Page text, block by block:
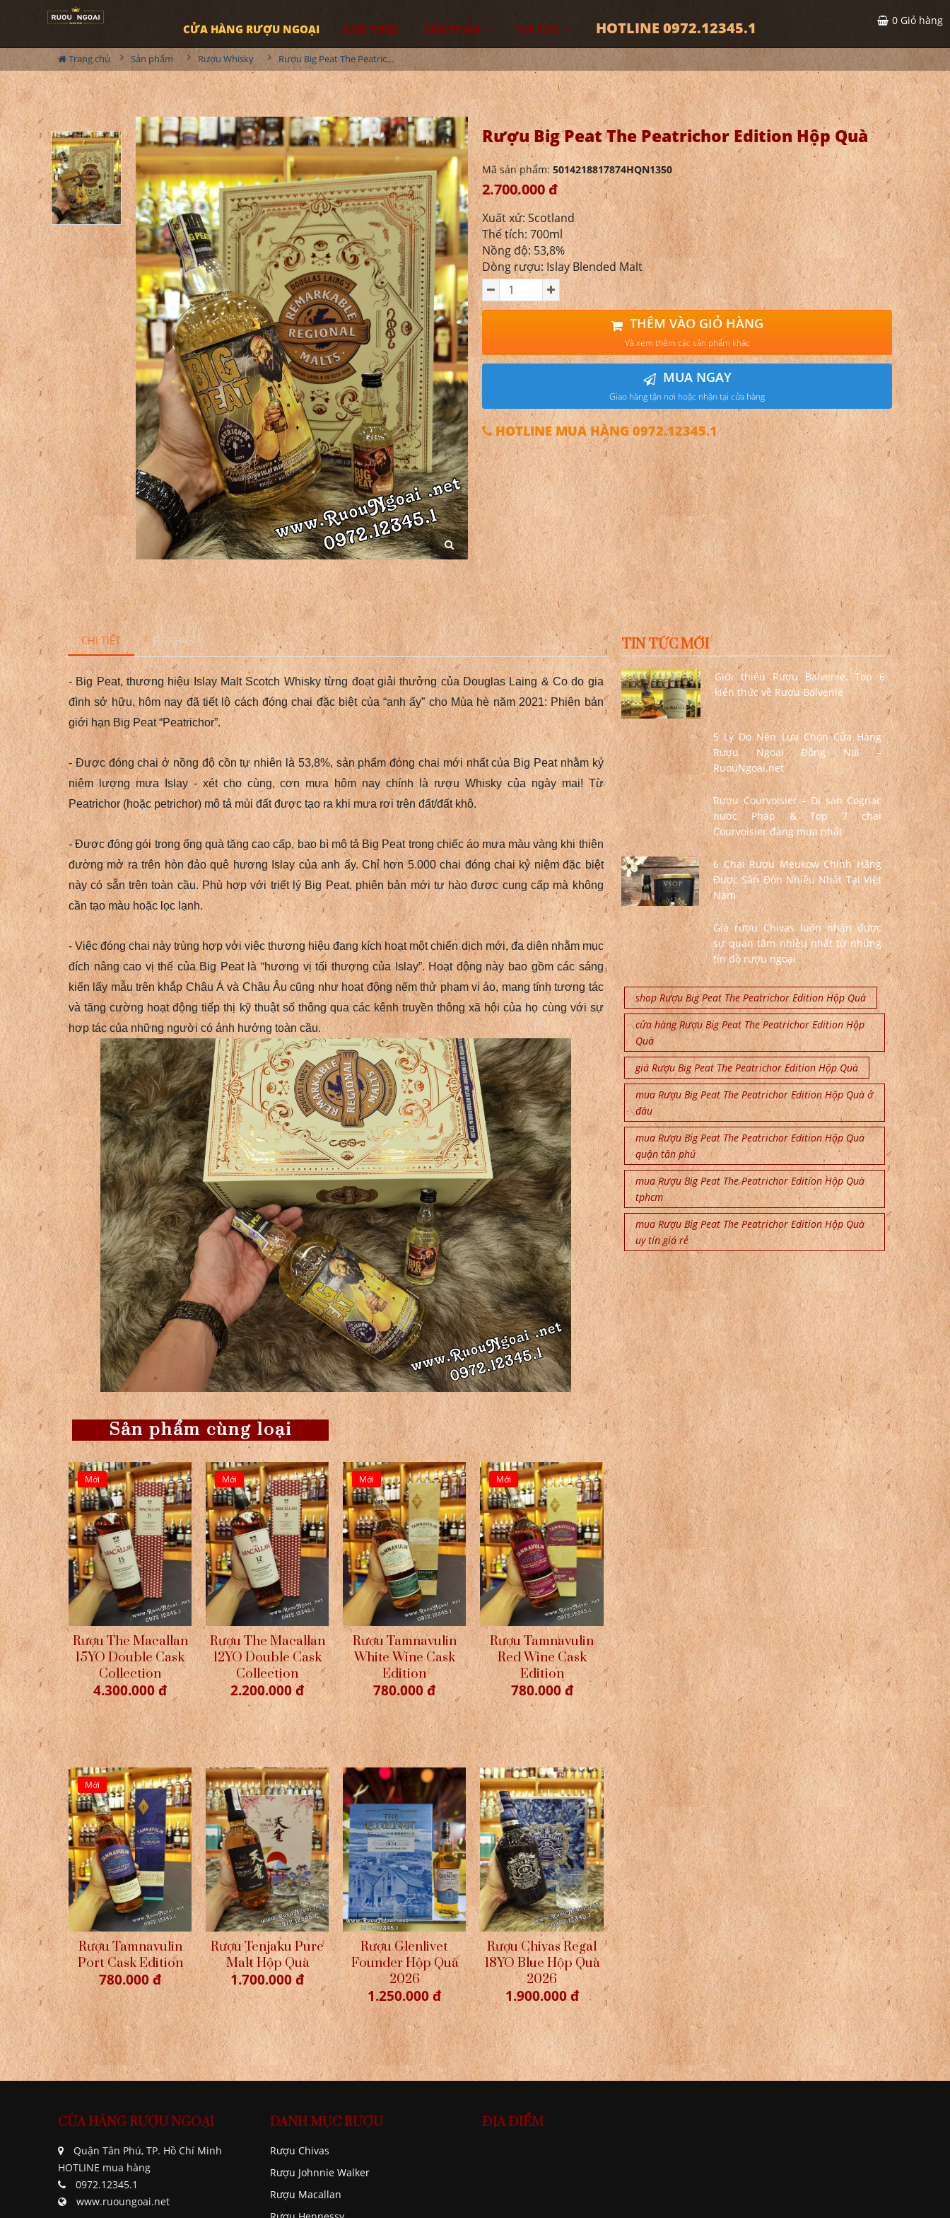
CỬA HÀNG RƯỢU NGOẠI GIỚI THIỆU SẢN PHẨM TIN TỨC HOTLINE 0972.12345.1 0 Giỏ hàng
Trang chủ Sản phẩm Rượu Whisky Rượu Big Peat The Peatrichor Edition Hộp Quà
Rượu Big Peat The Peatrichor Edition Hộp Quà
Mã sản phẩm:5014218817874HQN1350
2.700.000 đ
Xuất xứ: Scotland
Thể tích: 700ml
Nồng độ: 53,8%
Dòng rượu: Islay Blended Malt
THÊM VÀO GIỎ HÀNG
Và xem thêm các sản phẩm khác
MUA NGAY
Giao hàng tận nơi hoặc nhận tại cửa hàng
HOTLINE MUA HÀNG 0972.12345.1
CHI TIẾT ĐÁNH GIÁ
- Big Peat, thương hiệu Islay Malt Scotch Whisky từng đoạt giải thưởng của Douglas Laing & Co do gia
đình sở hữu, hôm nay đã tiết lộ cách đóng chai đặc biệt của “anh ấy” cho Mùa hè năm 2021: Phiên bản
giới hạn Big Peat “Peatrichor”.
- Được đóng chai ở nồng độ cồn tự nhiên là 53,8%, sản phẩm đóng chai mới nhất của Big Peat nhằm kỷ
niệm lượng mưa Islay - xét cho cùng, cơn mưa hôm nay chính là rượu Whisky của ngày mai!Từ
Peatrichor (hoặc petrichor) mô tả mùi đất được tạo ra khi mưa rơi trên đất/đất khô.
- Được đóng gói trong ống quà tặng cao cấp, bao bì mô tả Big Peat trong chiếc áo mưa màu vàng khi thiên
đường mở ra trên hòn đảo quê hương Islay của anh ấy.Chỉ hơn 5.000 chai đóng chai kỷ niệm đặc biệt
này có sẵn trên toàn cầu.Phù hợp với triết lý Big Peat, phiên bản mới tự hào được cung cấp mà không
cần tạo màu hoặc lọc lạnh.
- Việc đóng chai này trùng hợp với việc thương hiệu đang kích hoạt một chiến dịch mới, đa diện nhằm mục
đích nâng cao vị thế của Big Peat là “hương vị tối thượng của Islay”.Hoạt động này bao gồm các sáng
kiến ​​lấy mẫu trên khắp Châu Á và Châu Âu cũng như hoạt động nếm thử phạm vi ảo, mang tính tương tác
và tăng cường hoạt động tiếp thị kỹ thuật số thông qua các kênh truyền thông xã hội của họ cùng với sự
hợp tác của những người có ảnh hưởng toàn cầu.
Sản phẩm cùng loại
Mới
Rượu The Macallan
15YO Double Cask
Collection
4.300.000 đ
Mới
Rượu The Macallan
12YO Double Cask
Collection
2.200.000 đ
Mới
Rượu Tamnavulin
White Wine Cask
Edition
780.000 đ
Mới
Rượu Tamnavulin
Red Wine Cask
Edition
780.000 đ
Mới
Rượu Tamnavulin
Port Cask Edition
780.000 đ
Rượu Tenjaku Pure
Malt Hộp Quà
1.700.000 đ
Rượu Glenlivet
Founder Hộp Quà
2026
1.250.000 đ
Rượu Chivas Regal
18YO Blue Hộp Quà
2026
1.900.000 đ
TIN TỨC MỚI
Giới thiệu Rượu Balvenie, Top 6
kiến thức về Rượu Balvenie
5 Lý Do Nên Lựa Chọn Cửa Hàng
Rượu Ngoại Đồng Nai –
RuouNgoai.net
Rượu Courvoisier – Di sản Cognac
nước Pháp & Top 7 chai
Courvoisier đáng mua nhất
6 Chai Rượu Meukow Chính Hãng
Được Săn Đón Nhiều Nhất Tại Việt
Nam
Giá rượu Chivas luôn nhận được
sự quan tâm nhiều nhất từ những
tín đồ rượu ngoại
shop Rượu Big Peat The Peatrichor Edition Hộp Quà
cửa hàng Rượu Big Peat The Peatrichor Edition Hộp
Quà
giá Rượu Big Peat The Peatrichor Edition Hộp Quà
mua Rượu Big Peat The Peatrichor Edition Hộp Quà ở
đâu
mua Rượu Big Peat The Peatrichor Edition Hộp Quà
quận tân phú
mua Rượu Big Peat The Peatrichor Edition Hộp Quà
tphcm
mua Rượu Big Peat The Peatrichor Edition Hộp Quà
uy tín giá rẻ
CỬA HÀNG RƯỢU NGOẠI
Quận Tân Phú, TP. Hồ Chí Minh
HOTLINE mua hàng
0972.12345.1
www.ruoungoai.net
DANH MỤC RƯỢU
Rượu Chivas
Rượu Johnnie Walker
Rượu Macallan
ĐỊA ĐIỂM